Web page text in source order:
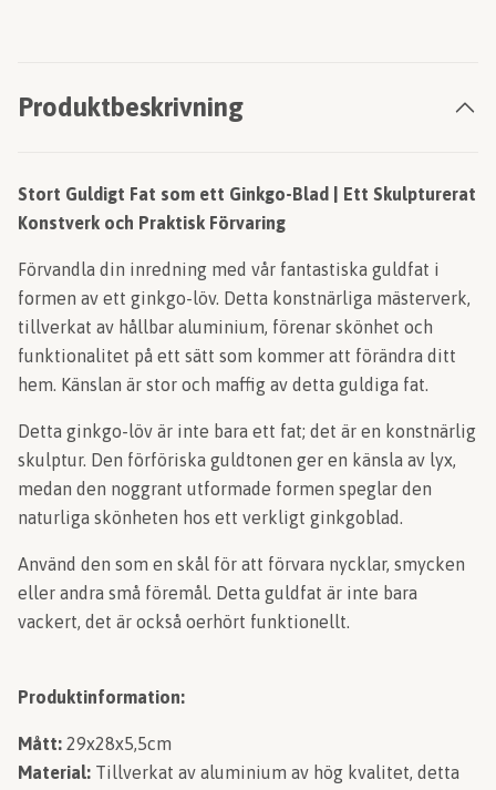
Produktbeskrivning
Stort Guldigt Fat som ett Ginkgo-Blad | Ett Skulpturerat
Konstverk och Praktisk Förvaring
Förvandla din inredning med vår fantastiska guldfat i
formen av ett ginkgo-löv. Detta konstnärliga mästerverk,
tillverkat av hållbar aluminium, förenar skönhet och
funktionalitet på ett sätt som kommer att förändra ditt
hem. Känslan är stor och maffig av detta guldiga fat.
Detta ginkgo-löv är inte bara ett fat; det är en konstnärlig
skulptur. Den förföriska guldtonen ger en känsla av lyx,
medan den noggrant utformade formen speglar den
naturliga skönheten hos ett verkligt ginkgoblad.
Använd den som en skål för att förvara nycklar, smycken
eller andra små föremål. Detta guldfat är inte bara
vackert, det är också oerhört funktionellt.
Produktinformation:
Mått: 29x28x5,5cm
Material: Tillverkat av aluminium av hög kvalitet, detta